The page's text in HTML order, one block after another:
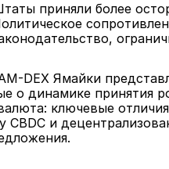
приняли более
DEX Ямайки
о динамике принятия
ключевые отличия
CBDC и